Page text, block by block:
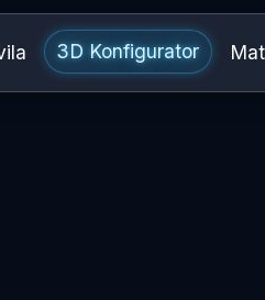
3D Konfigurator